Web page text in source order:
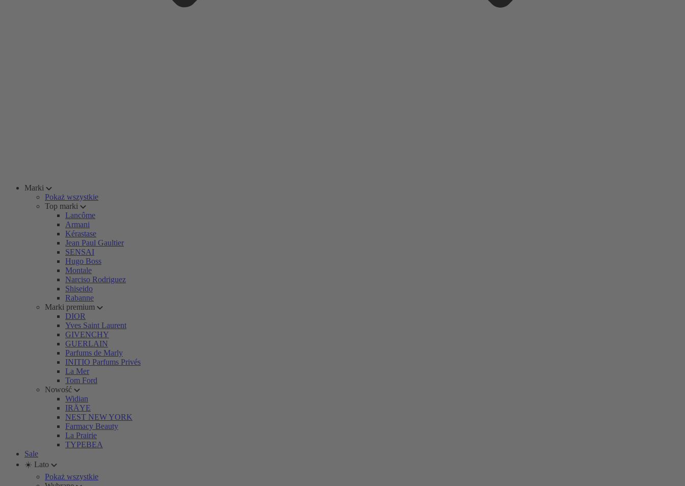
Marki
Pokaż wszystkie
Top marki
Lancôme
Armani
Kérastase
Jean Paul Gaultier
SENSAI
Hugo Boss
Montale
Narciso Rodriguez
Shiseido
Rabanne
Marki premium
DIOR
Yves Saint Laurent
GIVENCHY
GUERLAIN
Parfums de Marly
INITIO Parfums Privés
La Mer
Tom Ford
Nowość
Widian
IRÄYE
NEST NEW YORK
Farmacy Beauty
La Prairie
TYPEBEA
Sale
☀️ Lato
Pokaż wszystkie